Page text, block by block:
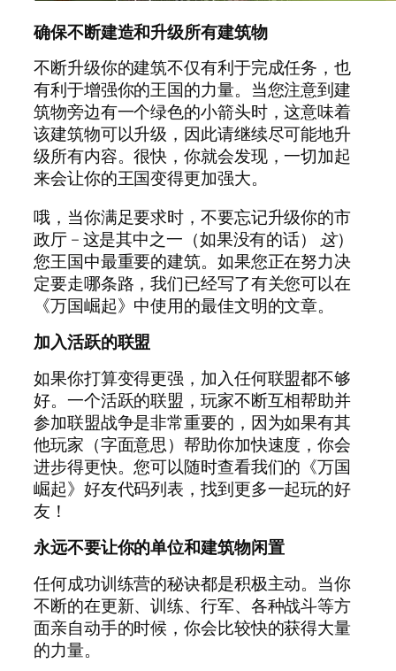
确保不断建造和升级所有建筑物
不断升级你的建筑不仅有利于完成任务，也
有利于增强你的王国的力量。当您注意到建
筑物旁边有一个绿色的小箭头时，这意味着
该建筑物可以升级，因此请继续尽可能地升
级所有内容。很快，你就会发现，一切加起
来会让你的王国变得更加强大。
哦，当你满足要求时，不要忘记升级你的市
政厅 – 这是其中之一（如果没有的话） 这）
您王国中最重要的建筑。如果您正在努力决
定要走哪条路，我们已经写了有关您可以在
《万国崛起》中使用的最佳文明的文章。
加入活跃的联盟
如果你打算变得更强，加入任何联盟都不够
好。一个活跃的联盟，玩家不断互相帮助并
参加联盟战争是非常重要的，因为如果有其
他玩家（字面意思）帮助你加快速度，你会
进步得更快。您可以随时查看我们的《万国
崛起》好友代码列表，找到更多一起玩的好
友！
永远不要让你的单位和建筑物闲置
任何成功训练营的秘诀都是积极主动。当你
不断的在更新、训练、行军、各种战斗等方
面亲自动手的时候，你会比较快的获得大量
的力量。